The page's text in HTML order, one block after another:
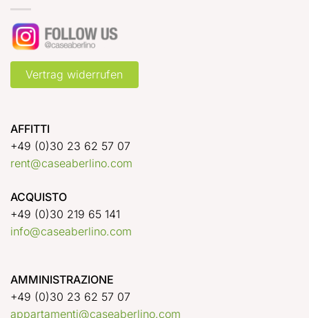
Vertrag widerrufen
AFFITTI
+49 (0)30 23 62 57 07
rent@caseaberlino.com
ACQUISTO
+49 (0)30 219 65 141
info@caseaberlino.com
AMMINISTRAZIONE
+49 (0)30 23 62 57 07
appartamenti@caseaberlino.com